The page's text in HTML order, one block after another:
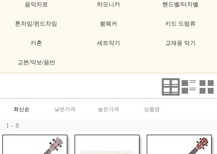
음악치료 하모니카 핸드벨/터치벨
톤차임/윈드차임 붐웨커 키드 드럼류
카혼 세트악기 교재용 악기
교본/악보/음반
최신순 낮은가격 높은가격 상품명
1 - 8